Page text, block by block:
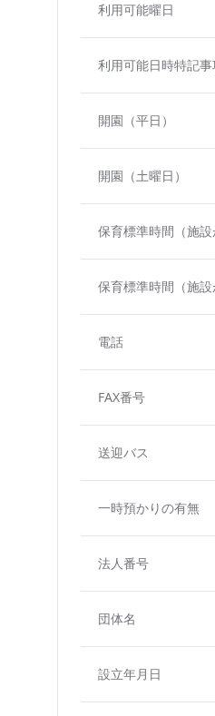
利用可能曜日
利用可能日時特記事
開園（平日）
開園（土曜日）
保育標準時間（施設
保育標準時間（施設
電話
FAX番号
送迎バス
一時預かりの有無
法人番号
団体名
設立年月日